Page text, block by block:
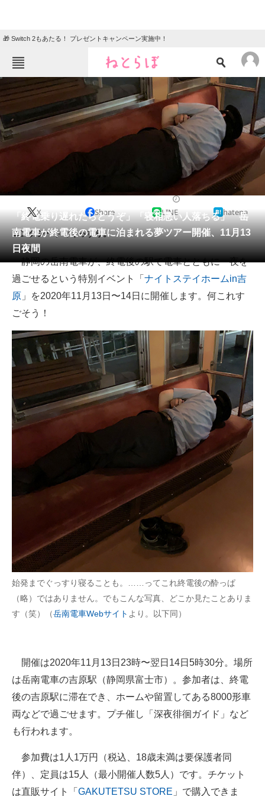
🎁 Switch 2もあたる！ プレゼントキャンペーン実施中！
ねとらぼメニュー
TOP ニュース
エンタメ
グルメ
動物 リサーチ
会員記事
メディア
注目記事を集めた総合ページ
ITの今と未来を見通す
スマホと通信の最新トレンド
進化するPCとデバイスの未来
好きが集まる 比べて選べる
ビジネスと働き方のヒント
AI活用のいまが分かる
企業ITのトレンドを詳説
マーケ×ITの今がよく分かる
ITエンジニア向け専門サイト
企業向けIT製品の総合サイト
IT製品の技術・比較・事例
製造業のIT導入・活用を支援
エネルギーの専門メディア
「終電乗り遅れたらどうぞ」「寝相悪い人落ちる」 岳
南電車が終電後の電車に泊まれる夢ツアー開催、11月13
日夜間
X Share LINE hatena
ロングシートでぐっすり。
静岡の岳南電車が、終電後の駅で電車とともに一夜を
過ごせるという特別イベント「 ナイトステイホームin吉
原 」を2020年11月13日〜14日に開催します。何これす
ごそう！
始発までぐっすり寝ることも。……ってこれ終電後の酔っぱ
（略）ではありません。でもこんな写真、どこか見たことありま
す（笑）（岳南電車Webサイト より。以下同）
開催は2020年11月13日23時〜翌日14日5時30分。場所
は岳南電車の吉原駅（静岡県富士市）。参加者は、終電
後の吉原駅に滞在でき、ホームや留置してある8000形車
両などで過ごせます。プチ催し「深夜徘徊ガイド」など
も行われます。
参加費は1人1万円（税込、18歳未満は要保護者同
伴）、定員は15人（最小開催人数5人）です。チケット
は直販サイト「 GAKUTETSU STORE 」で購入できま